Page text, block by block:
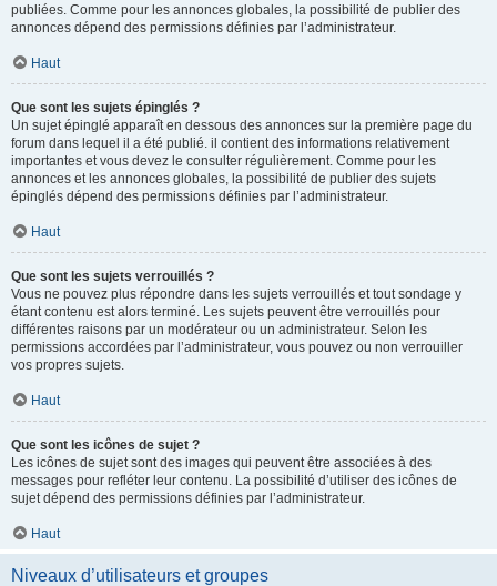
publiées. Comme pour les annonces globales, la possibilité de publier des
annonces dépend des permissions définies par l’administrateur.
Haut
Que sont les sujets épinglés ?
Un sujet épinglé apparaît en dessous des annonces sur la première page du
forum dans lequel il a été publié. il contient des informations relativement
importantes et vous devez le consulter régulièrement. Comme pour les
annonces et les annonces globales, la possibilité de publier des sujets
épinglés dépend des permissions définies par l’administrateur.
Haut
Que sont les sujets verrouillés ?
Vous ne pouvez plus répondre dans les sujets verrouillés et tout sondage y
étant contenu est alors terminé. Les sujets peuvent être verrouillés pour
différentes raisons par un modérateur ou un administrateur. Selon les
permissions accordées par l’administrateur, vous pouvez ou non verrouiller
vos propres sujets.
Haut
Que sont les icônes de sujet ?
Les icônes de sujet sont des images qui peuvent être associées à des
messages pour refléter leur contenu. La possibilité d’utiliser des icônes de
sujet dépend des permissions définies par l’administrateur.
Haut
Niveaux d’utilisateurs et groupes